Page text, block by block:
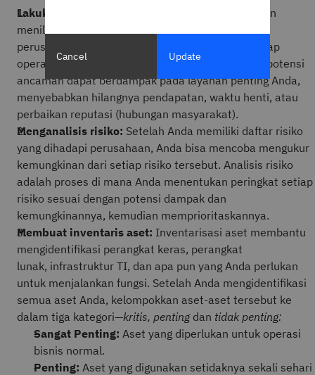
Lakukan analisis dampak bisnis:
Mulailah dengan
menilai setiap ancaman yang mungkin dihadapi
perusahaan Anda dan potensi dampaknya terhadap
operasi bisnis. Pertimbangkan bagaimana setiap potensi
ancaman dapat berdampak pada layanan penting Anda,
menyebabkan hilangnya pendapatan, waktu henti, atau
perbaikan reputasi (hubungan masyarakat).
Menganalisis risiko: Setelah Anda memiliki daftar risiko
yang dihadapi perusahaan, Anda bisa mencoba mengukur
kemungkinan dari setiap risiko tersebut. Analisis risiko
adalah proses di mana Anda menentukan peringkat setiap
risiko sesuai dengan potensi dampak dan
kemungkinannya, kemudian memprioritaskannya.
Membuat inventaris aset: Inventarisasi aset membantu
mengidentifikasi perangkat keras, perangkat
lunak, infrastruktur TI, dan apa pun yang Anda perlukan
untuk menjalankan fungsi. Setelah Anda mengidentifikasi
semua aset Anda, kelompokkan aset-aset tersebut ke
dalam tiga kategori—kritis, penting dan tidak penting:
Sangat Penting: Aset yang diperlukan untuk operasi
bisnis normal.
Penting: Aset yang digunakan setidaknya sekali sehari
Cancel Update